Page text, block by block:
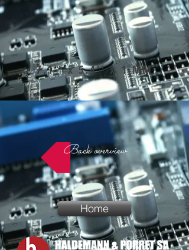
7.1'' x 5.4'' x 1 MM
Back overview
Home